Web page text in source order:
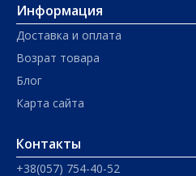
Информация
Доставка и оплата
Возрат товара
Блог
Карта сайта
Контакты
+38(057) 754-40-52